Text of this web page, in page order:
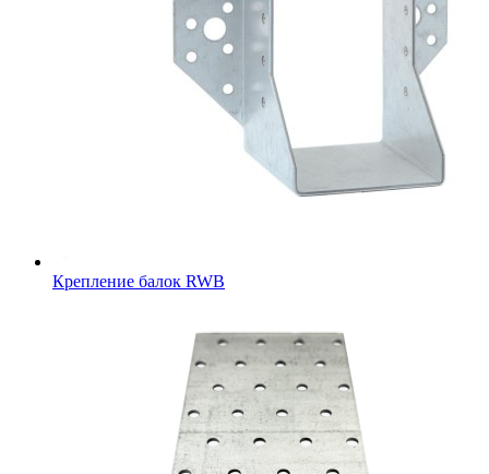
Крепление балок RWB